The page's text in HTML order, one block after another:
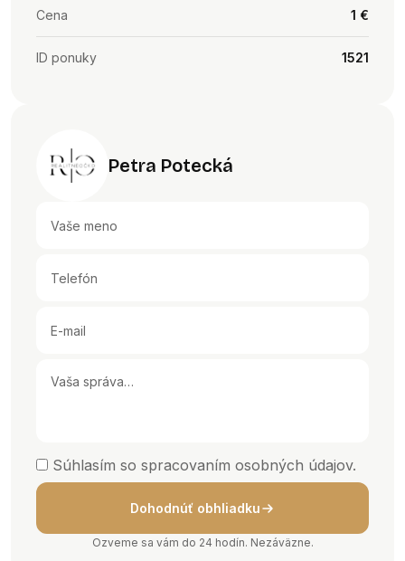
Cena 1 €
ID ponuky 1521
Petra Potecká
Súhlasím so spracovaním osobných údajov.
Dohodnúť obhliadku
Ozveme sa vám do 24 hodín. Nezáväzne.